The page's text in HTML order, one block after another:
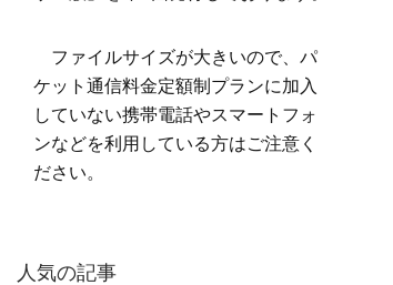
ファイルサイズが大きいので、パ
ケット通信料金定額制プランに加入
していない携帯電話やスマートフォ
ンなどを利用している方はご注意く
ださい。
人気の記事